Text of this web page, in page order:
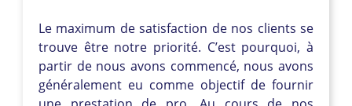
Le maximum de satisfaction de nos clients se
trouve être notre priorité. C’est pourquoi, à
partir de nous avons commencé, nous avons
généralement eu comme objectif de fournir